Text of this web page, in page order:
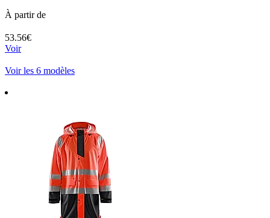
À partir de
53.56€
Voir
Voir les 6 modèles